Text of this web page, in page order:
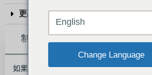
更改预约・取消预约
制作数量
如果您想要一对，请将数量设置为 "2"。
English
Change Language